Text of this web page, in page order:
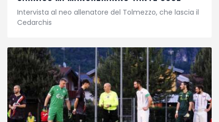
Intervista al neo allenatore del Tolmezzo, che lascia il
Cedarchis